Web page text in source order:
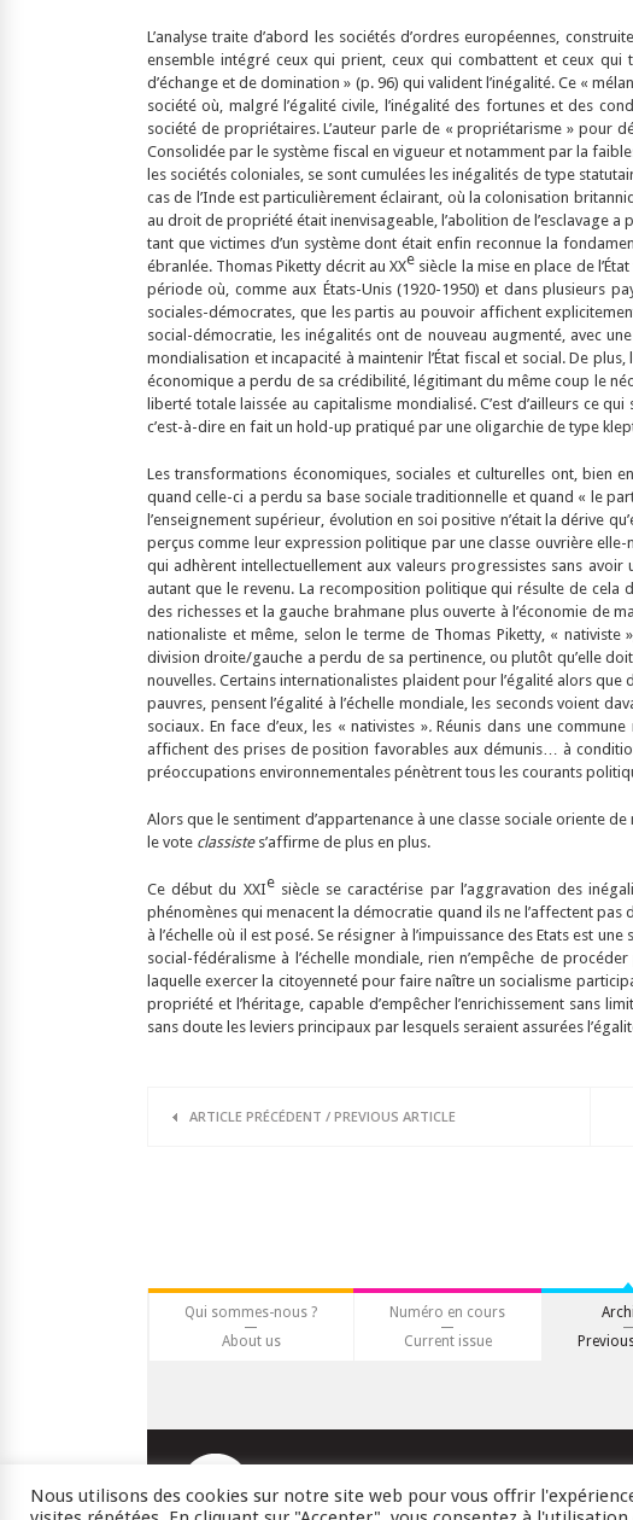
L’analyse traite d’abord les sociétés d’ordres européennes,
ensemble intégré ceux qui prient, ceux qui combattent et ceux qui
d’échange et de domination » (p. 96) qui valident l’inégalité. Ce «
société où, malgré l’égalité civile, l’inégalité des fortunes et des
société de propriétaires. L’auteur parle de « propriétarisme » pour
Consolidée par le système fiscal en vigueur et notamment par la
les sociétés coloniales, se sont cumulées les inégalités de type
cas de l’Inde est particulièrement éclairant, où la colonisation
au droit de propriété était inenvisageable, l’abolition de l’esclavage
tant que victimes d’un système dont était enfin reconnue la
ébranlée. Thomas Piketty décrit au XXe siècle la mise en place de
période où, comme aux États-Unis (1920-1950) et dans plusieurs
sociales-démocrates, que les partis au pouvoir affichent
social-démocratie, les inégalités ont de nouveau augmenté, avec
mondialisation et incapacité à maintenir l’État fiscal et social. De
économique a perdu de sa crédibilité, légitimant du même coup le
liberté totale laissée au capitalisme mondialisé. C’est d’ailleurs ce
c’est-à-dire en fait un hold-up pratiqué par une oligarchie de type
Les transformations économiques, sociales et culturelles ont, bien
quand celle-ci a perdu sa base sociale traditionnelle et quand « le
l’enseignement supérieur, évolution en soi positive n’était la dérive
perçus comme leur expression politique par une classe ouvrière
qui adhèrent intellectuellement aux valeurs progressistes sans
autant que le revenu. La recomposition politique qui résulte de
des richesses et la gauche brahmane plus ouverte à l’économie de
nationaliste et même, selon le terme de Thomas Piketty, «
division droite/gauche a perdu de sa pertinence, ou plutôt qu’elle
nouvelles. Certains internationalistes plaident pour l’égalité alors
pauvres, pensent l’égalité à l’échelle mondiale, les seconds voient
sociaux. En face d’eux, les « nativistes ».Réunis dans une
affichent des prises de position favorables aux démunis… à
préoccupations environnementales pénètrent tous les courants
Alors que le sentiment d’appartenance à une classe sociale oriente
le vote classistes’affirme de plus en plus.
Ce début du XXIesiècle se caractérise par l’aggravation des
phénomènes qui menacent la démocratie quand ils ne l’affectent
à l’échelle où il est posé. Se résigner à l’impuissance des Etats est
social-fédéralisme à l’échelle mondiale, rien n’empêche de
laquelle exercer la citoyenneté pour faire naître un socialisme
propriété et l’héritage, capable d’empêcher l’enrichissement sans
sans doute les leviers principaux par lesquels seraient assurées
ARTICLE PRÉCÉDENT / PREVIOUS ARTICLE
Qui sommes-nous ?
About us
Numéro en cours
Current issue
Crédits RSS Plan du site
Nous utilisons des cookies sur notre site web pour vous offrir